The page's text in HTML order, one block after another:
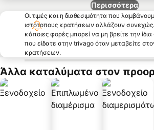
Περισσότερα
Οι τιμές και η διαθεσιμότητα που
ιστότοπους κρατήσεων αλλάζουν συνεχώς.
κάποιες φορές μπορεί να μη βρείτε την
που είδατε στην trivago όταν μεταβείτε
κρατήσεων.
Άλλα καταλύματα στον